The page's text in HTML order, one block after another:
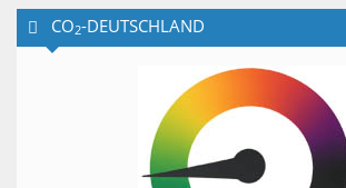
CO2-DEUTSCHLAND